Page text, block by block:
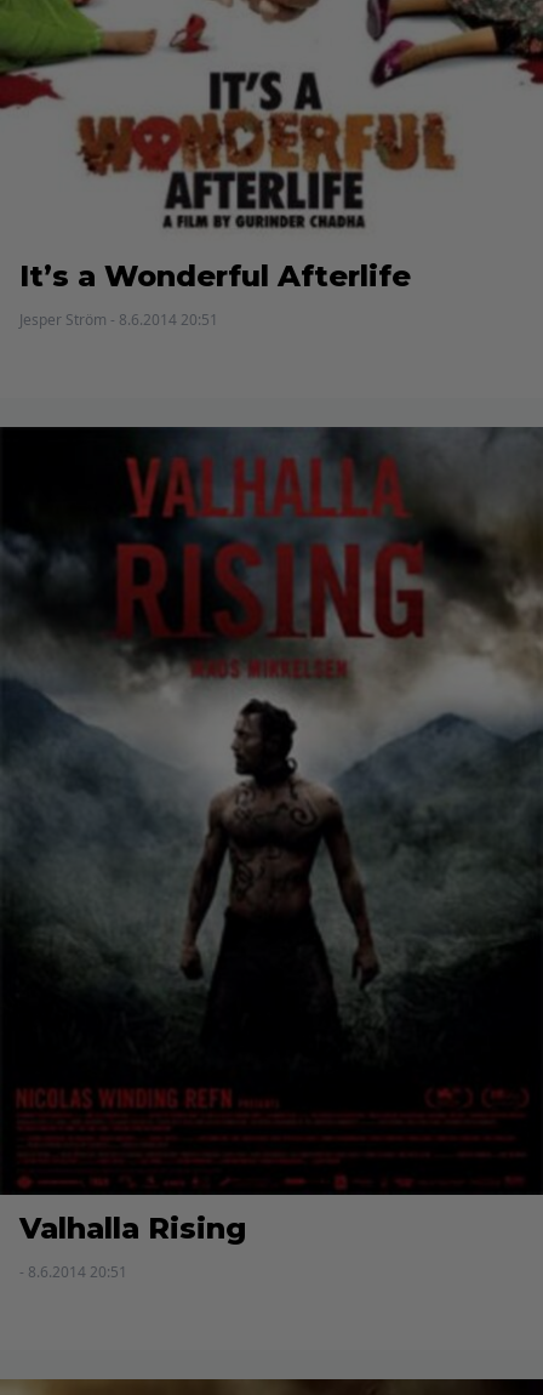
It’s a Wonderful Afterlife
Jesper Ström - 8.6.2014 20:51
Valhalla Rising
- 8.6.2014 20:51